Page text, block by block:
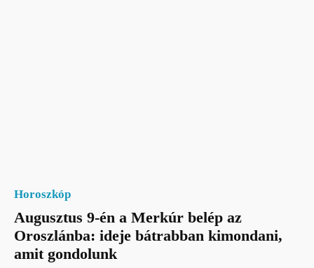
Horoszkóp
Augusztus 9-én a Merkúr belép az
Oroszlánba: ideje bátrabban kimondani,
amit gondolunk